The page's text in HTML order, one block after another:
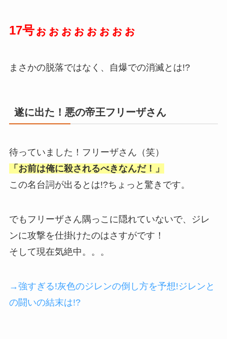
17号ぉぉぉぉぉぉぉぉ
まさかの脱落ではなく、自爆での消滅とは!?
遂に出た！悪の帝王フリーザさん
待っていました！フリーザさん（笑）
「お前は俺に殺されるべきなんだ！」
この名台詞が出るとは!?ちょっと驚きです。
でもフリーザさん隅っこに隠れていないで、ジレ
ンに攻撃を仕掛けたのはさすがです！
そして現在気絶中。。。
→強すぎる!灰色のジレンの倒し方を予想!ジレンと
の闘いの結末は!?